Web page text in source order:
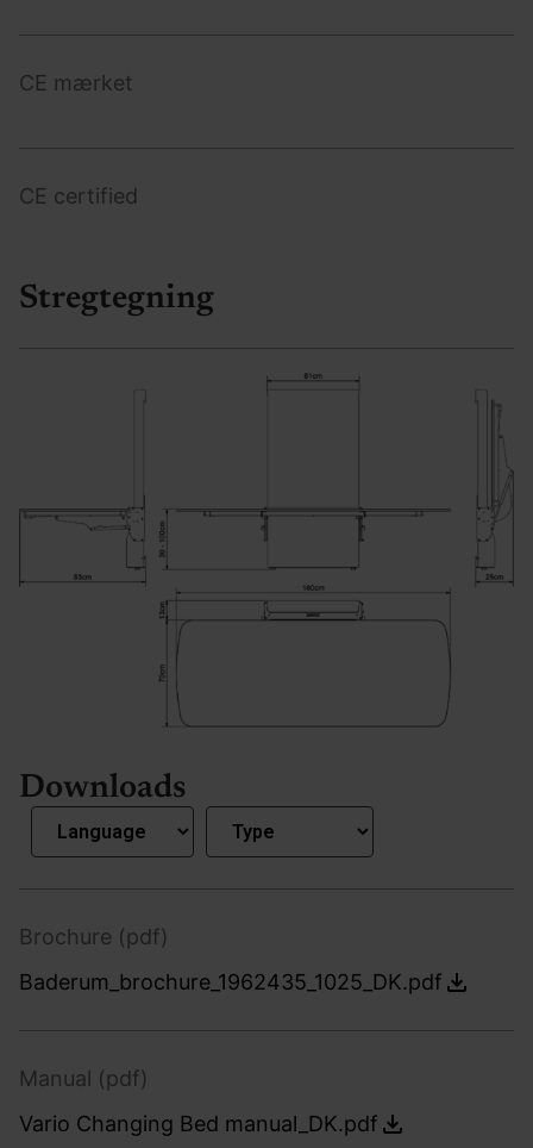
CE mærket
CE certified
Stregtegning
Downloads
Brochure (pdf)
Baderum_brochure_1962435_1025_DK.pdf
Manual (pdf)
Vario Changing Bed manual_DK.pdf